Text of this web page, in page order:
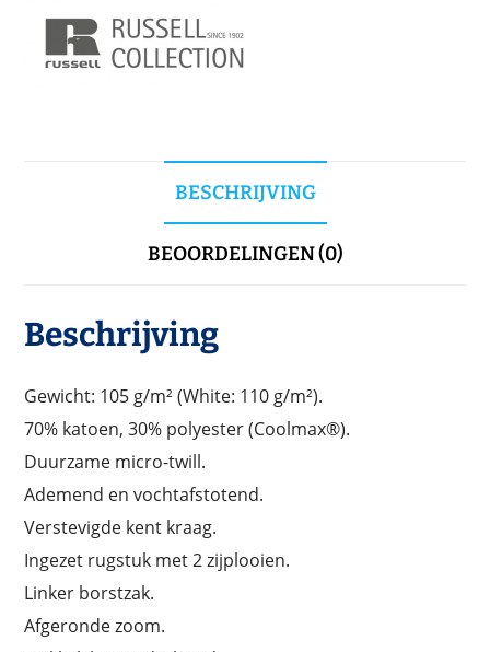
BESCHRIJVING
BEOORDELINGEN (0)
Beschrijving
Gewicht: 105 g/m² (White: 110 g/m²).
70% katoen, 30% polyester (Coolmax®).
Duurzame micro-twill.
Ademend en vochtafstotend.
Verstevigde kent kraag.
Ingezet rugstuk met 2 zijplooien.
Linker borstzak.
Afgeronde zoom.